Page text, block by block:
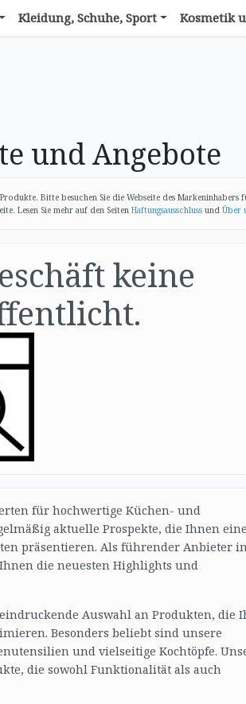
Kleidung, Schuhe, Sport Kosmetik
und Angebote
Bitte besuchen Sie die Webseite des Markeninhabers
Lesen Sie mehr auf den Seiten Haftungsausschluss und Über
keine
für hochwertige Küchen- und
aktuelle Prospekte, die Ihnen eine
präsentieren. Als führender Anbieter
die neuesten Highlights und
Auswahl an Produkten, die
Besonders beliebt sind unsere
und vielseitige Kochtöpfe.
die sowohl Funktionalität als auch